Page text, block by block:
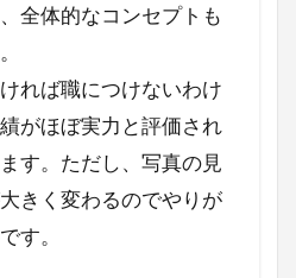
全体的なコンセプトも
れば職につけないわけ
がほぼ実力と評価され
す。ただし、写真の見
きく変わるのでやりが
す。